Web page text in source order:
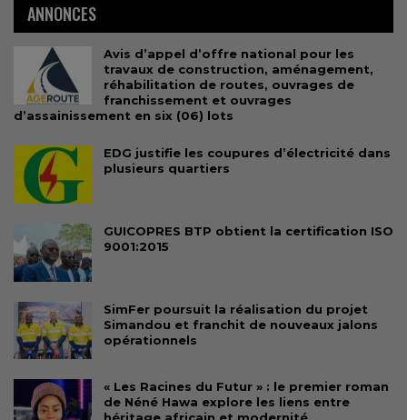
ANNONCES
Avis d’appel d’offre national pour les
travaux de construction, aménagement,
réhabilitation de routes, ouvrages de
franchissement et ouvrages
d’assainissement en six (06) lots
EDG justifie les coupures d’électricité dans
plusieurs quartiers
GUICOPRES BTP obtient la certification ISO
9001:2015
SimFer poursuit la réalisation du projet
Simandou et franchit de nouveaux jalons
opérationnels
« Les Racines du Futur » : le premier roman
de Néné Hawa explore les liens entre